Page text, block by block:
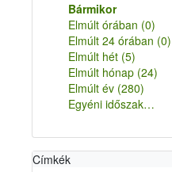
Bármikor
Elmúlt órában (0)
Elmúlt 24 órában (0)
Elmúlt hét (5)
Elmúlt hónap (24)
Elmúlt év (280)
Egyéni időszak…
Címkék